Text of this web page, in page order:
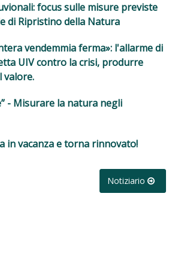
focus sulle misure previste
di Ripristino della Natura
vendemmia ferma»: l'allarme di
UIV contro la crisi, produrre
valore.
- Misurare la natura negli
in vacanza e torna rinnovato!
Notiziario